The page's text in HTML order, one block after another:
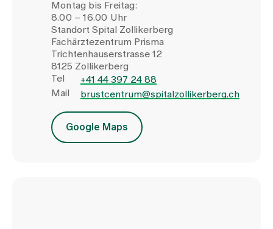
Montag bis Freitag:
8.00 – 16.00 Uhr
Standort Spital Zollikerberg
Fachärztezentrum Prisma
Trichtenhauserstrasse 12
8125 Zollikerberg
Tel
+41 44 397 24 88
Mail
brustcentrum@spitalzollikerberg.ch
Google Maps